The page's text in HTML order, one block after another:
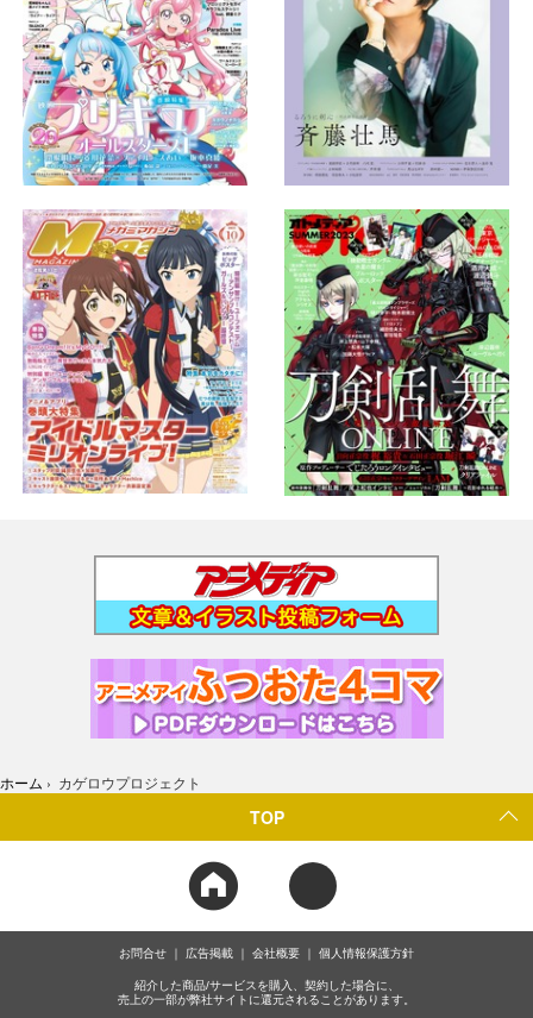
ホーム › カゲロウプロジェクト
TOP
お問合せ 広告掲載 会社概要 個人情報保護方針
紹介した商品/サービスを購入、契約した場合に、
売上の一部が弊社サイトに還元されることがあります。